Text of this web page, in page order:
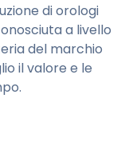
di orologi
a livello
del marchio
il valore e le